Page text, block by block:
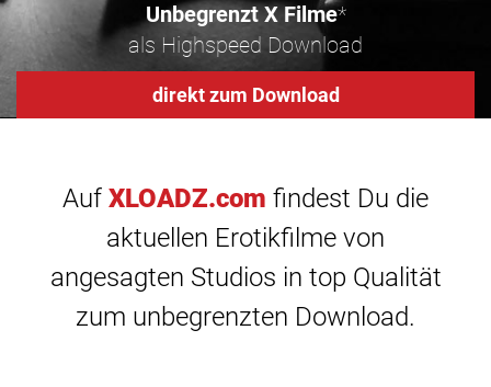
Unbegrenzt X Filme*
als Highspeed Download
direkt zum Download
Auf XLOADZ.com findest Du die
aktuellen Erotikfilme von
angesagten Studios in top Qualität
zum unbegrenzten Download.